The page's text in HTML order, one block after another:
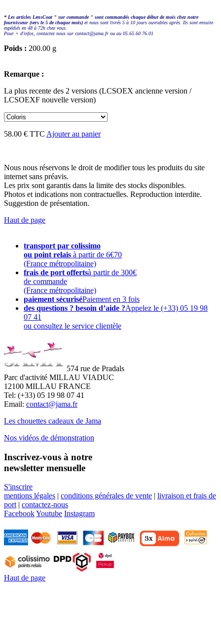
* Les articles LensCoat " sur commande " sont commandés chaque début de mois chez notre
fournisseur (vers le 5 de chaque mois) et nous sont livrés 5 à 10 jours ouvrables après. Ils sont ensuite
expédiés en 48 à 72h chez vous.
Pour + d'infos, contactez nous sur contact@jama.fr ou au 05.65.60.76.01
Poids : 200.00 g
Remarque :
La plus recente des 2 versions (LCSOEX ancienne version /
LCSOEXF nouvelle version)
58.00 € TTC Ajouter au panier
Nous nous réservons le droit de modifier tous les produits du site
internet sans préavis.
Les prix sont garantis dans la limite des stocks disponibles.
Photos et indications non contractuelles. Reproduction interdite.
Suggestion de présentation.
Haut de page
transport par colissimo
ou point relais à partir de 6€70
(France métropolitaine)
frais de port offertsà partir de 300€
de commande
(France métropolitaine)
paiement sécuriséPaiement en 3 fois
des questions ? besoin d’aide ?Appelez le (+33) 05 19 98
07 41
ou consultez le service clientèle
574 rue de Pradals
Parc d'activité MILLAU VIADUC
12100 MILLAU FRANCE
Tel: (+33) 05 19 98 07 41
Email: contact@jama.fr
Les chouettes cadeaux de Jama
Nos vidéos de démonstration
Inscrivez-vous à notre
newsletter mensuelle
S'inscrire
mentions légales | conditions générales de vente | livraison et frais de
port | contactez-nous
FacebookYoutube Instagram
Haut de page